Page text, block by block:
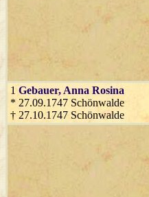
1 Gebauer, Anna Rosina
* 27.09.1747 Schönwalde
† 27.10.1747 Schönwalde